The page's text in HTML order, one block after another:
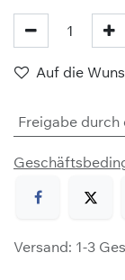
Auf die
Freigabe durch
Versand: 1-3